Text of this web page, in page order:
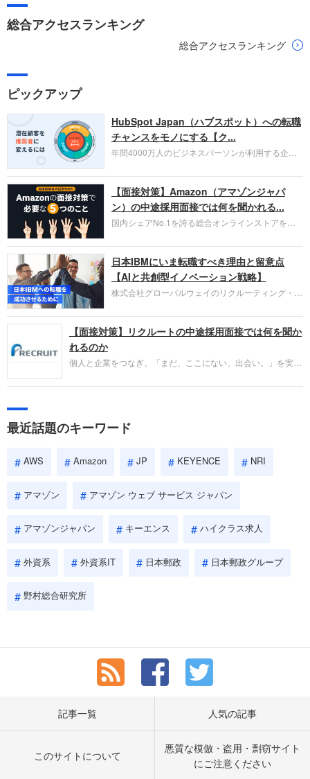
となり」も評価されます。事前対策をしっかりして自分を出し
総合アクセスランキング
総合アクセスランキング
ピックアップ
HubSpot Japan（ハブスポット）への転職
チャンスをモノにする【ク...
年間4000万人のビジネスパーソンが利用する企業
お勧めするイチオシ企業をご紹介します。今回はク
ラウド型CRMプラットフォームを提供する
HubSpot Japan（ハブスポット・ジャパン）株式会
社です。採用面接対策の企業研究にご活用くださ
い。
【面接対策】Amazon（アマゾンジャパ
ン）の中途採用面接では何を聞かれる...
国内シェアNo.1を誇る総合オンラインストアを運
圧倒的な存在感を持つAmazon。中途採用面接では
過去の具体的な業務成果やリーダーシップの発揮、
失敗からの学びが重視され、人間性やカルチャーフ
ィットも評価対象となり、長期的に成長できる仲間
であるかを多角的に審査されます。
日本IBMにいま転職すべき理由と留意点
【AIと共創型イノベーション戦略】
株式会社グローバルウェイのリクルーティング・パ
パーソンが利用する企業口コミサイト「キャリコ
ネ」の転職エージェントがお勧めするイチオシ企業
IBMです。採用面接対策の企業研究にご活用くださ
い。
【面接対策】リクルートの中途採用面接では何を聞か
れるのか
個人と企業をつなぎ、「まだ、ここにない、出会い。」を実現
やこれまでの成果を具体的に問われるほか、「人間性」も評価
しょう。
最近話題のキーワード
AWS Amazon JP KEYENCE NRI
アマゾン アマゾン ウェブ サービス ジャパン
アマゾンジャパン キーエンス ハイクラス求人
外資系 外資系IT 日本郵政 日本郵政グループ
野村総合研究所
記事一覧 人気の記事
このサイトについて
悪質な模倣・盗用・剽窃サイト
にご注意ください